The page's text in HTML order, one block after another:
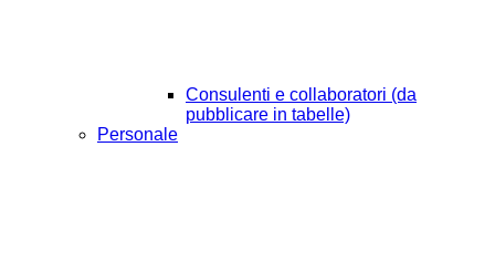
Consulenti e collaboratori (da
pubblicare in tabelle)
Personale